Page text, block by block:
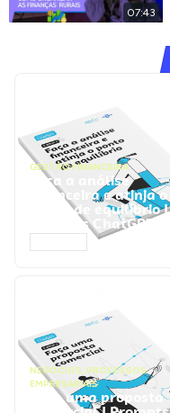
07:43
GESTÃO FINANCEIRA
Faça a análise
financeira e atinja o
ponto de equilíbrio |
Prompts ChatGPT
NEGÓCIOS, PROCESSOS
EMPRESARIAIS
Faça uma proposta